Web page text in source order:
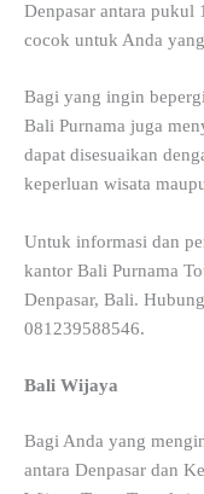
Denpasar antara
cocok untuk Anda
Bagi yang ingin
Bali Purnama juga
dapat disesuaikan
keperluan wisata
Untuk informasi dan
kantor Bali Purnama
Denpasar, Bali.
081239588546.
Bali Wijaya
Bagi Anda yang
antara Denpasar dan